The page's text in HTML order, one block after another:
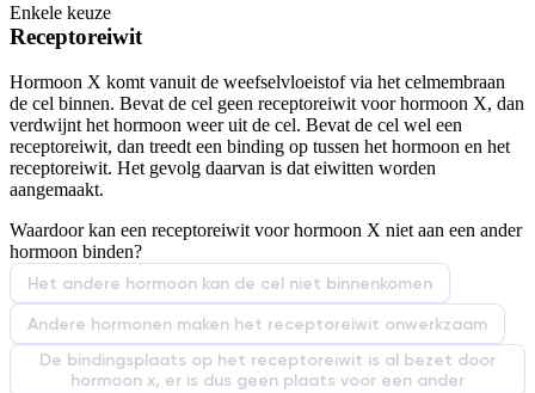
De uitleg gaat te langzaam
Afspelen werkte niet
Enkele keuze
Receptoreiwit
Hormoon X komt vanuit de weefselvloeistof via het celmembraan
de cel binnen. Bevat de cel geen receptoreiwit voor hormoon X, dan
verdwijnt het hormoon weer uit de cel. Bevat de cel wel een
receptoreiwit, dan treedt een binding op tussen het hormoon en het
receptoreiwit. Het gevolg daarvan is dat eiwitten worden
aangemaakt.
Waardoor kan een receptoreiwit voor hormoon X niet aan een ander
hormoon binden?
Het andere hormoon kan de cel niet binnenkomen
Andere hormonen maken het receptoreiwit onwerkzaam
De bindingsplaats op het receptoreiwit is al bezet door
hormoon x, er is dus geen plaats voor een ander